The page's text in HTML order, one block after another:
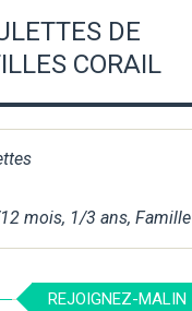
DE
CORAIL
mois, 1/3 ans,Famille
REJOIGNEZ-MALIN